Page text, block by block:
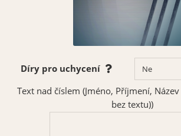
Díry pro uchycení
Text nad číslem (Jméno, Příjmení,
bez textu))